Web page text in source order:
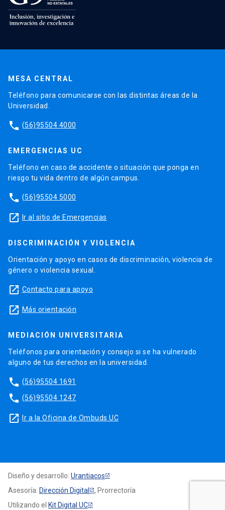
MESA CENTRAL
Teléfono para comunicarse con las distintas áreas de la
Universidad.
phone (56)95504 4000
EMERGENCIAS UC
Teléfono en caso de accidente o situación que ponga en
riesgo tu vida dentro de algún campus.
phone (56)95504 5000
launch Ir al sitio de Emergencias
DISCRIMINACIÓN Y VIOLENCIA
Orientación y apoyo en casos de discriminación, violencia de
género o violencia sexual.
launch Contacto para apoyo
launch Más orientación
MEDIACIÓN UNIVERSITARIA
Teléfonos para orientación y consejo si se ha vulnerado
alguno de tus derechos en la universidad.
phone (56)95504 1691
phone (56)95504 1247
launch Ir a la Oficina de Ombuds UC
Diseño y desarrollo: Urantiacos
Asesoría: Dirección Digital
, Prorrectoría
Utilizando el Kit Digital UC